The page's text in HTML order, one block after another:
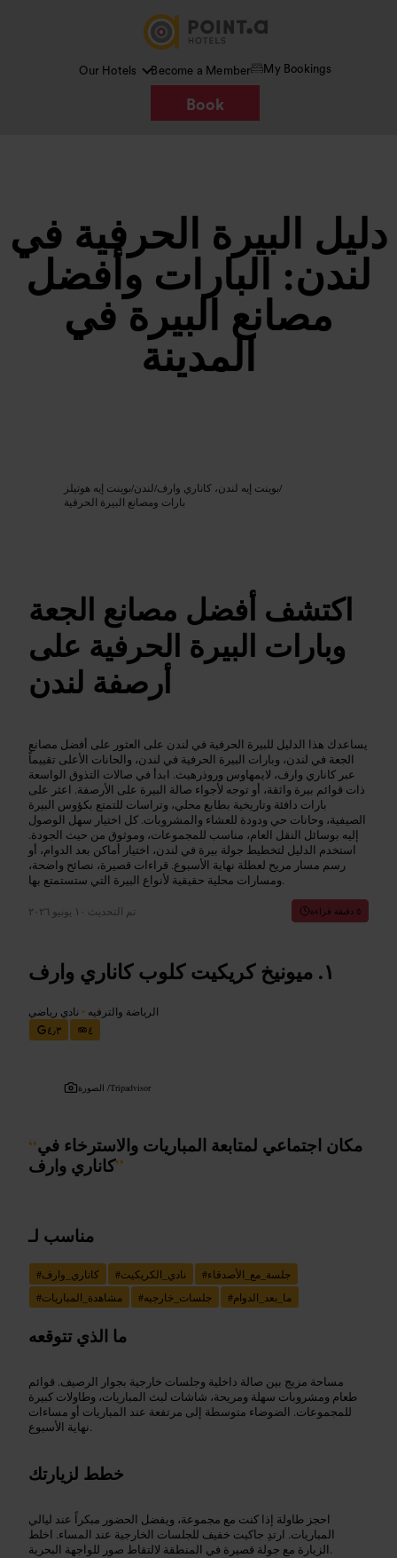
Our Hotels Become a Member My Bookings
Book
دليل البيرة الحرفية في
لندن: البارات وأفضل
مصانع البيرة في
المدينة
بوينت إيه هوتيلز/لندن/بوينت إيه لندن، كاناري وارف/
بارات ومصانع البيرة الحرفية
اكتشف أفضل مصانع الجعة
وبارات البيرة الحرفية على
أرصفة لندن
يساعدك هذا الدليل للبيرة الحرفية في لندن على العثور على أفضل مصانع
الجعة في لندن، وبارات البيرة الحرفية في لندن، والحانات الأعلى تقييماً
عبر كاناري وارف، لايمهاوس وروذرهيث. ابدأ في صالات التذوق الواسعة
ذات قوائم بيرة واثقة، أو توجه لأجواء صالة البيرة على الأرصفة. اعثر على
بارات دافئة وتاريخية بطابع محلي، وتراسات للتمتع بكؤوس البيرة
الصيفية، وحانات حي ودودة للعشاء والمشروبات. كل اختيار سهل الوصول
إليه بوسائل النقل العام، مناسب للمجموعات، وموثوق من حيث الجودة.
استخدم الدليل لتخطيط جولة بيرة في لندن، اختيار أماكن بعد الدوام، أو
رسم مسار مريح لعطلة نهاية الأسبوع. قراءات قصيرة، نصائح واضحة،
ومسارات محلية حقيقية لأنواع البيرة التي ستستمتع بها.
تم التحديث ١٠ يونيو ٢٠٢٦ ٥ دقيقة قراءة
ميونيخ كريكيت كلوب كاناري وارف
الرياضة والترفيه • نادي رياضي
٤٫٣
٤
الصورة /Tripadvisor
“مكان اجتماعي لمتابعة المباريات والاسترخاء في
كاناري وارف”
مناسب لـ
#كاناري_وارف #نادي_الكريكيت #جلسة_مع_الأصدقاء
#مشاهدة_المباريات #جلسات_خارجيه #ما_بعد_الدوام
ما الذي تتوقعه
مساحة مزيج بين صالة داخلية وجلسات خارجية بجوار الرصيف. قوائم
طعام ومشروبات سهلة ومريحة، شاشات لبث المباريات، وطاولات كبيرة
للمجموعات. الضوضاء متوسطة إلى مرتفعة عند المباريات أو مساءات
نهاية الأسبوع.
خطط لزيارتك
احجز طاولة إذا كنت مع مجموعة، ويفضل الحضور مبكراً عند ليالي
المباريات. ارتدِ جاكيت خفيف للجلسات الخارجية عند المساء. اخلط
الزيارة مع جولة قصيرة في المنطقة لالتقاط صور للواجهة البحرية.